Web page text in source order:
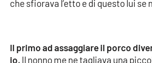
che sfiorava l’etto e di questo lui se
Il primo ad assaggiare il porco
io. Il nonno me ne tagliava una